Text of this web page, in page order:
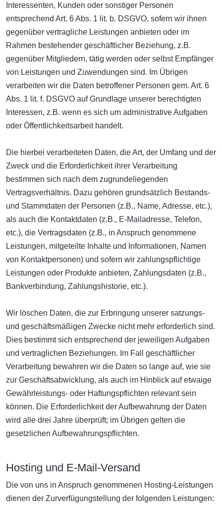
Interessenten, Kunden oder sonstiger Personen
entsprechend Art. 6 Abs. 1 lit. b. DSGVO, sofern wir ihnen
gegenüber vertragliche Leistungen anbieten oder im
Rahmen bestehender geschäftlicher Beziehung, z.B.
gegenüber Mitgliedern, tätig werden oder selbst Empfänger
von Leistungen und Zuwendungen sind. Im Übrigen
verarbeiten wir die Daten betroffener Personen gem. Art. 6
Abs. 1 lit. f. DSGVO auf Grundlage unserer berechtigten
Interessen, z.B. wenn es sich um administrative Aufgaben
oder Öffentlichkeitsarbeit handelt.
Die hierbei verarbeiteten Daten, die Art, der Umfang und der
Zweck und die Erforderlichkeit ihrer Verarbeitung
bestimmen sich nach dem zugrundeliegenden
Vertragsverhältnis. Dazu gehören grundsätzlich Bestands-
und Stammdaten der Personen (z.B., Name, Adresse, etc.),
als auch die Kontaktdaten (z.B., E-Mailadresse, Telefon,
etc.), die Vertragsdaten (z.B., in Anspruch genommene
Leistungen, mitgeteilte Inhalte und Informationen, Namen
von Kontaktpersonen) und sofern wir zahlungspflichtige
Leistungen oder Produkte anbieten, Zahlungsdaten (z.B.,
Bankverbindung, Zahlungshistorie, etc.).
Wir löschen Daten, die zur Erbringung unserer satzungs-
und geschäftsmäßigen Zwecke nicht mehr erforderlich sind.
Dies bestimmt sich entsprechend der jeweiligen Aufgaben
und vertraglichen Beziehungen. Im Fall geschäftlicher
Verarbeitung bewahren wir die Daten so lange auf, wie sie
zur Geschäftsabwicklung, als auch im Hinblick auf etwaige
Gewährleistungs- oder Haftungspflichten relevant sein
können. Die Erforderlichkeit der Aufbewahrung der Daten
wird alle drei Jahre überprüft; im Übrigen gelten die
gesetzlichen Aufbewahrungspflichten.
Hosting und E-Mail-Versand
Die von uns in Anspruch genommenen Hosting-Leistungen
dienen der Zurverfügungstellung der folgenden Leistungen: